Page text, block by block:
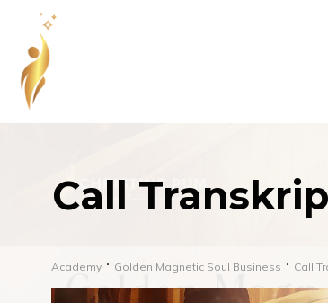
Call
Academy Golden Magnetic Soul Business Call